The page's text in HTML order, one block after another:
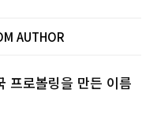
AUTHOR
프로볼링을 만든 이름